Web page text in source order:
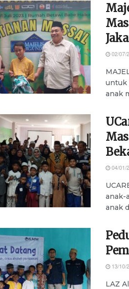
02/07/
untuk
anak
04/01/
anak-
anak
13/10/
LAZ